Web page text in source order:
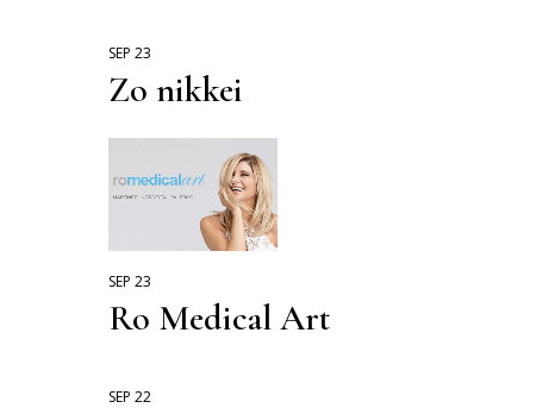
SEP 23
Zo nikkei
SEP 23
Ro Medical Art
SEP 22